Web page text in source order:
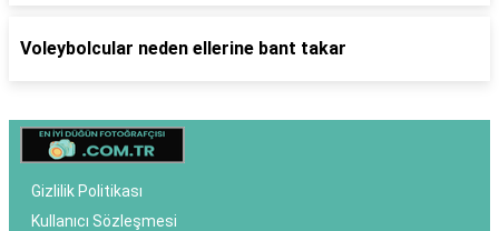
Voleybolcular neden ellerine bant takar
Gizlilik Politikası
Kullanıcı Sözleşmesi